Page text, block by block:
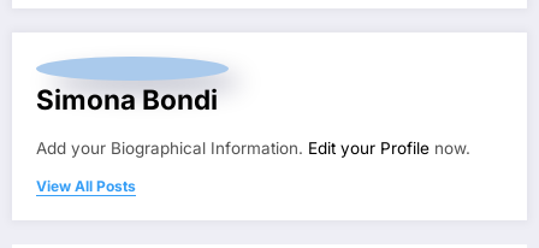
Simona Bondi
Add your Biographical Information. Edit your Profile now.
View All Posts